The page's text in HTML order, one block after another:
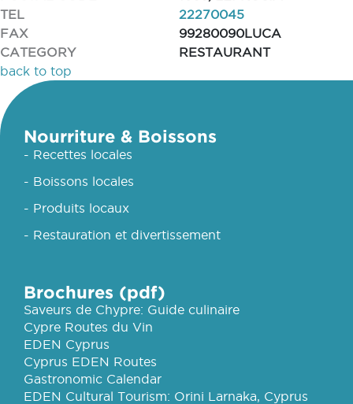
TEL
22270045
FAX
99280090LUCA
CATEGORY
RESTAURANT
back to top
Nourriture & Boissons
- Recettes locales
- Boissons locales
- Produits locaux
- Restauration et divertissement
Brochures (pdf)
Saveurs de Chypre: Guide culinaire
Cypre Routes du Vin
EDEN Cyprus
Cyprus EDEN Routes
Gastronomic Calendar
EDEN Cultural Tourism: Orini Larnaka, Cyprus